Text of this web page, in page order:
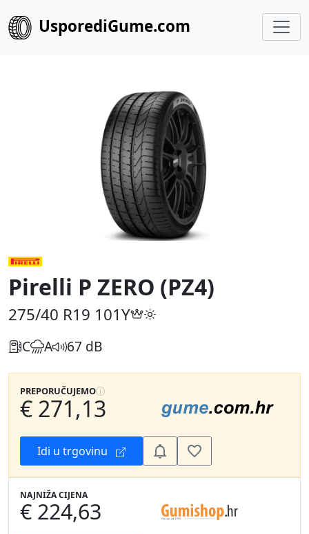
UsporediGume.com
Pirelli P ZERO (PZ4)
275/40 R19 101Y
C A 67 dB
PREPORUČUJEMO
€ 271,13
Idi u trgovinu
NAJNIŽA CIJENA
€ 224,63